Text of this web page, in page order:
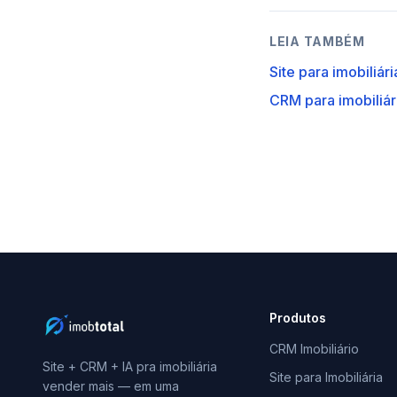
LEIA TAMBÉM
Site para
CRM para
Site + CRM + IA pra imobiliária
vender mais — em uma
Produtos
CRM Imobiliário
Site para Imobiliária